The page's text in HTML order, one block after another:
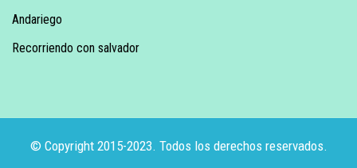
Andariego
Recorriendo con salvador
© Copyright 2015-2023. Todos los derechos reservados.